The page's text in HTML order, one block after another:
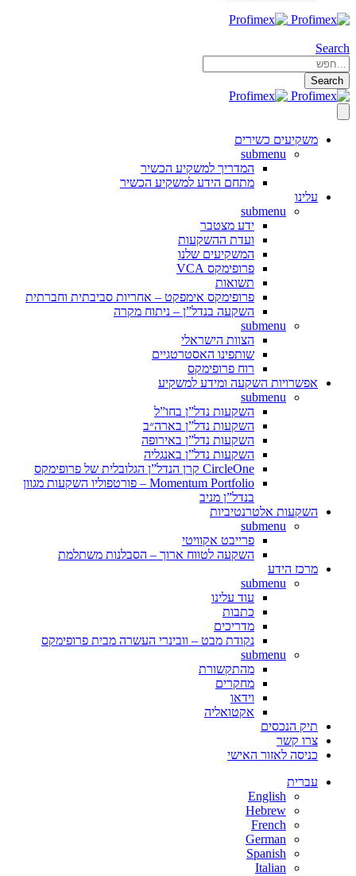
Search
Search
משקיעים כשירים
submenu
המדריך למשקיע הכשיר
מתחם הידע למשקיע הכשיר
עלינו
submenu
ידע מצטבר
ועדת ההשקעות
המשקיעים שלנו
פרופימקס VCA
תשואות
פרופימקס אימפקט – אחריות סביבתית וחברתית
השקעה בנדל”ן – ניתוח מקרה
submenu
הצוות הישראלי
שותפינו האסטרטגיים
רוח פרופימקס
אפשרויות השקעה ומידע למשקיע
submenu
השקעות נדל”ן בחו”ל
השקעות נדל”ן בארה״ב
השקעות נדל”ן באירופה
השקעות נדל”ן באנגליה
CircleOne קרן הנדל”ן הגלובלית של פרופימקס
Momentum Portfolio – פורטפוליו השקעות מגוון
בנדל”ן מניב
השקעות אלטרנטיביות
submenu
פרייבט אקוויטי
השקעה לטווח ארוך – הסבלנות משתלמת
מרכז הידע
submenu
עוד עלינו
כתבות
מדריכים
נקודת מבט – וובינרי העשרה מבית פרופימקס
submenu
מהתקשורת
מחקרים
וידאו
אקטואליה
תיק הנכסים
צרו קשר
כניסה לאזור האישי
עברית
English
Hebrew
French
German
Spanish
Italian